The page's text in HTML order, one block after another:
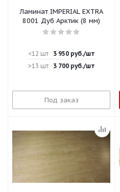
Ламинат IMPERIAL EXTRA
8001 Дуб Арктик (8 мм)
<12 шт 3 950руб./шт
>13 шт
3 700руб./шт
Под заказ